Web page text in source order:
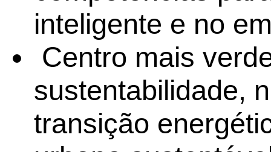
inteligente e no
Centro mais
sustentabilidade,
transição